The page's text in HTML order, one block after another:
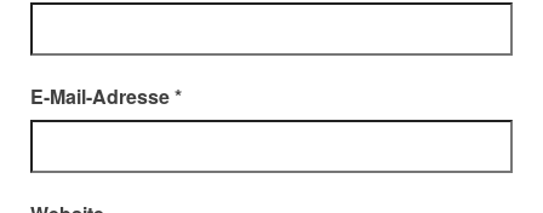
E-Mail-Adresse*